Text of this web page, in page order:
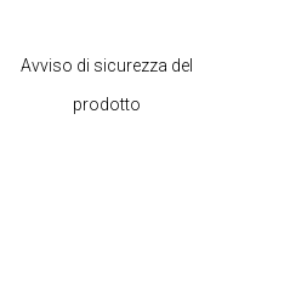
Avviso di sicurezza del
prodotto